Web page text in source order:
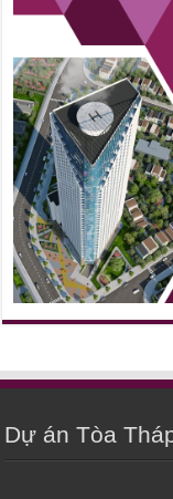
Dự án Tòa